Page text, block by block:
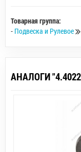
Товарная группа:
- Подвеска и Рулевое
АНАЛОГИ